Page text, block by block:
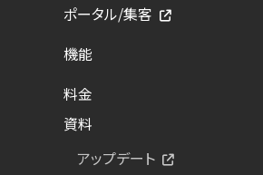
ポータル/集客
機能
料金
資料
アップデート